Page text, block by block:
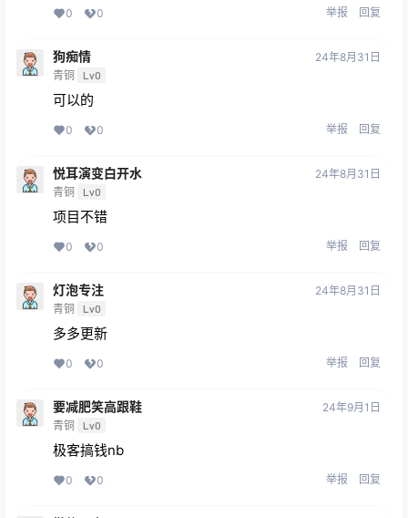
0 0 举报 回复
狗痴情
青铜 Lv0
24年8月31日
可以的
0 0 举报 回复
悦耳演变白开水
青铜 Lv0
24年8月31日
项目不错
0 0 举报 回复
灯泡专注
青铜 Lv0
24年8月31日
多多更新
0 0 举报 回复
要减肥笑高跟鞋
青铜 Lv0
24年9月1日
极客搞钱nb
0 0 举报 回复